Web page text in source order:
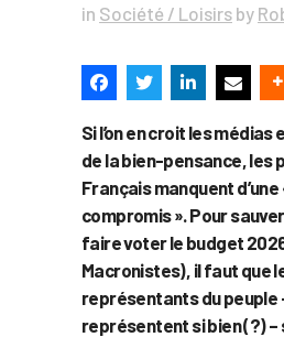
in Société / Loisirs by
Si l’on en croit les
de la bien-pensance, les
Français manquent
compromis ». Pour
faire voter le budget
Macronistes), il faut que
représentants du peuple
représentent si bien (?) –